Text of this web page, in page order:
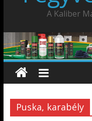
AMD-65 oktató
A Kaliber
Puska, karabély